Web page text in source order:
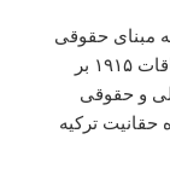
مبنای حقوقی
و واقعی وجود ندارد. موضع ترکیه در قبال اتفاقات ۱۹۱۵ بر
و حقوقی
حقانیت ترکیه